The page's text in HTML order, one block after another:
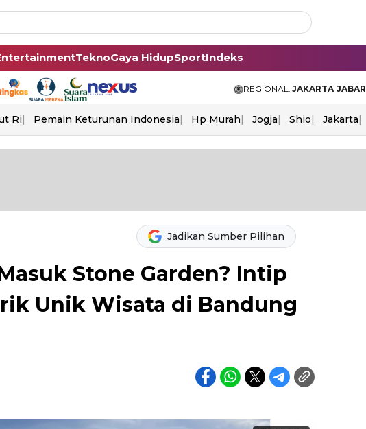
TeknoGaya HidupSportIndeks
REGIONAL: JAKARTA JABAR
Ri Pemain Keturunan Indonesia Hp Murah Jogja Shio Jakarta
Jadikan Sumber Pilihan
Stone Garden? Intip
Unik Wisata di Bandung